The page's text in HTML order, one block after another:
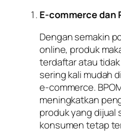
E-commerce dan
Dengan semakin
online, produk
terdaftar atau
sering kali mudah
e-commerce.
meningkatkan
produk yang dijual
konsumen tetap